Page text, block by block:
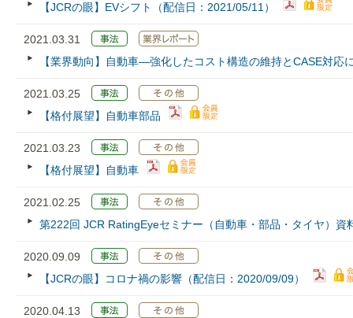
【JCRの眼】EVシフト（配信日：2021/05/11）
2021.03.31
【業界動向】自動車―強化したコスト構造の維持とCASE対応
2021.03.25
【格付展望】自動車部品
2021.03.23
【格付展望】自動車
2021.02.25
第222回 JCR RatingEyeセミナー（自動車・部品・タイヤ）資
2020.09.09
【JCRの眼】コロナ禍の影響（配信日：2020/09/09）
2020.04.13